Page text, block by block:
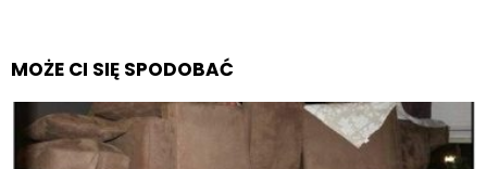
MOŻE CI SIĘ SPODOBAĆ